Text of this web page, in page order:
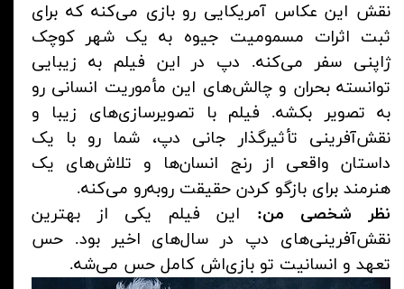
نقش این عکاس آمریکایی رو بازی می‌کنه که برای
ثبت اثرات مسمومیت جیوه به یک شهر کوچک
ژاپنی سفر می‌کنه. دپ در این فیلم به زیبایی
توانسته بحران و چالش‌های این مأموریت انسانی رو
به تصویر بکشه. فیلم با تصویرسازی‌های زیبا و
نقش‌آفرینی تأثیرگذار جانی دپ، شما رو با یک
داستان واقعی از رنج انسان‌ها و تلاش‌های یک
هنرمند برای بازگو کردن حقیقت روبه‌رو می‌کنه.
نظر شخصی من: این فیلم یکی از بهترین
نقش‌آفرینی‌های دپ در سال‌های اخیر بود. حس
تعهد و انسانیت تو بازی‌اش کامل حس می‌شه.